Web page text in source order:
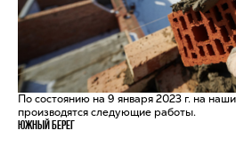
По состоянию на 9 января 2023 г. на
производятся следующие работы.
Южный берег